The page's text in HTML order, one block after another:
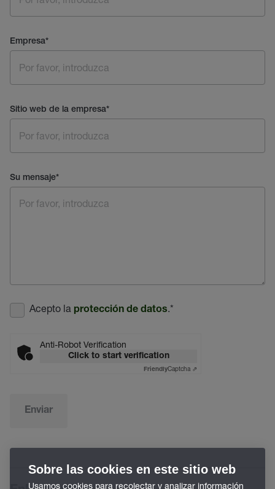
Empresa*
Sitio web de la empresa*
Su mensaje*
Acepto la protección de datos.*
Anti-Robot Verification
Click to start verification
FriendlyCaptcha ⇗
Enviar
Sobre las cookies en este sitio web
Usamos cookies para recolectar y analizar información